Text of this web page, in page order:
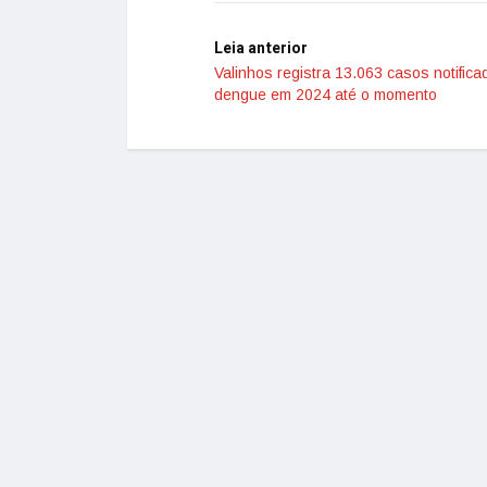
Leia anterior
Valinhos registra 13.063 casos
dengue em 2024 até o momento